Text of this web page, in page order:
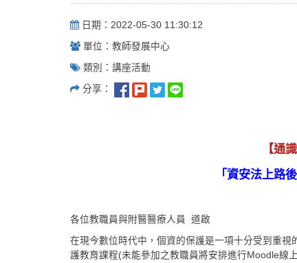
日期：2022-05-30 11:30:12
單位：教師發展中心
類別：講座活動
分享：
【通
「資安法上路
各位教職員與附醫醫療人員 道啟
在現今數位時代中，個資的保護是一項十分受到重
護教育課程(未能參加之教職員將安排進行Moodle線